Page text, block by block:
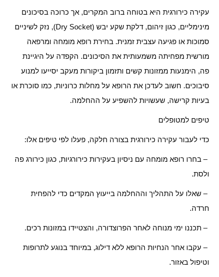
עקירה כירורגית היא בטוחה ברוב המקרים, אך כרוכה בסיכונים
מינימליים, כגון זיהום, דלקת שקע יבש (Dry Socket), נזק לשיניים
סמוכות או פגיעה עצבית זמנית. בחירת רופא מומחה ומרפאה
מורשית מפחיתה משמעותית את הסיכונים. הקפדה על היגיינת
פה, הימנעות ממזונות קשים ותזמון ביקורות מעקב יסייעו למנוע
סיבוכים. חשוב לעדכן את הרופא על מחלות כרוניות, כמו סוכרת או
בעיות קרישה, שעשויות להשפיע על ההחלמה.
טיפים למטופלים
כדי לעבור עקירה כירורגית בצורה חלקה, פעלו לפי טיפים אלו:
– בחרו רופא מומחה עם ניסיון בעקירות כירורגיות, כגון כירורג פה
ולסת.
– שאלו על התהליך וההחלמה בייעוץ המקדים כדי להפחית
חרדה.
– תכננו ימי מנוחה לאחר הפרוצדורה, והצטיידו במזונות רכים.
– עקבו אחר הנחיות הרופא ללא דילוג, במיוחד בנוגע לתרופות
וטיפול באזור.